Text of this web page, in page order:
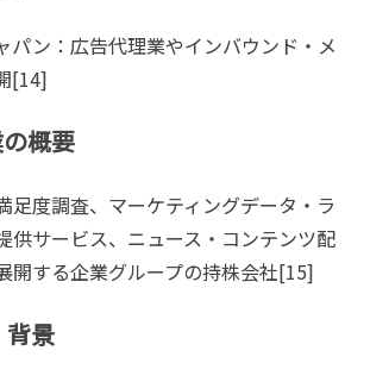
パン：広告代理業やインバウンド・メ
[14]
概要
足度調査、マーケティングデータ・ラ
供サービス、ニュース・コンテンツ配
開する企業グループの持株会社[15]
背景